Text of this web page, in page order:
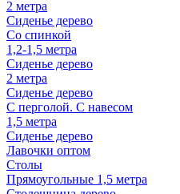
2 метра
Сиденье дерево
Со спинкой
1,2-1,5 метра
Сиденье дерево
2 метра
Сиденье дерево
С перголой. С навесом
1,5 метра
Сиденье дерево
Лавочки оптом
Столы
Прямоугольные 1,5 метра